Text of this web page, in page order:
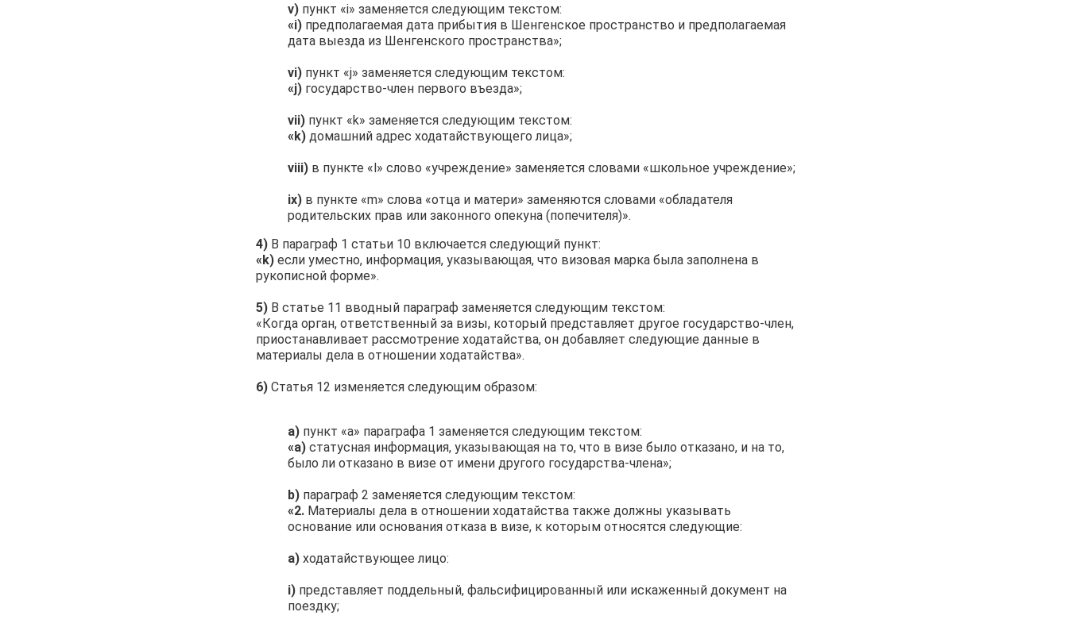
v) пункт «i» заменяется следующим текстом:
«i) предполагаемая дата прибытия в Шенгенское пространство и предполагаемая
дата выезда из Шенгенского пространства»;
vi) пункт «j» заменяется следующим текстом:
«j) государство-член первого въезда»;
vii) пункт «k» заменяется следующим текстом:
«k) домашний адрес ходатайствующего лица»;
viii) в пункте «l» слово «учреждение» заменяется словами «школьное учреждение»;
ix) в пункте «m» слова «отца и матери» заменяются словами «обладателя
родительских прав или законного опекуна (попечителя)».
4) В параграф 1 статьи 10 включается следующий пункт:
«k) если уместно, информация, указывающая, что визовая марка была заполнена в
рукописной форме».
5) В статье 11 вводный параграф заменяется следующим текстом:
«Когда орган, ответственный за визы, который представляет другое государство-член,
приостанавливает рассмотрение ходатайства, он добавляет следующие данные в
материалы дела в отношении ходатайства».
6) Статья 12 изменяется следующим образом:
а) пункт «а» параграфа 1 заменяется следующим текстом:
«а) статусная информация, указывающая на то, что в визе было отказано, и на то,
было ли отказано в визе от имени другого государства-члена»;
b) параграф 2 заменяется следующим текстом:
«2. Материалы дела в отношении ходатайства также должны указывать
основание или основания отказа в визе, к которым относятся следующие:
а) ходатайствующее лицо:
i) представляет поддельный, фальсифицированный или искаженный документ на
поездку;